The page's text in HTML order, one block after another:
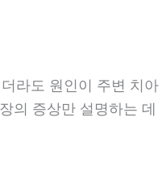
라도 원인이 주변 치아
의 증상만 설명하는 데